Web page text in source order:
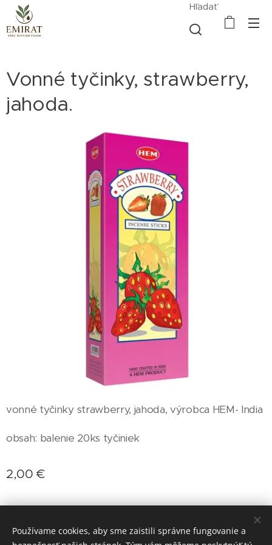
Hľadať
Vonné tyčinky, strawberry,
jahoda.
vonné tyčinky strawberry, jahoda, výrobca HEM- India
obsah: balenie 20ks tyčiniek
2,00 €
Doprava: Packeta, Slovenská pošta
Používame cookies, aby sme zaistili správne fungovanie a